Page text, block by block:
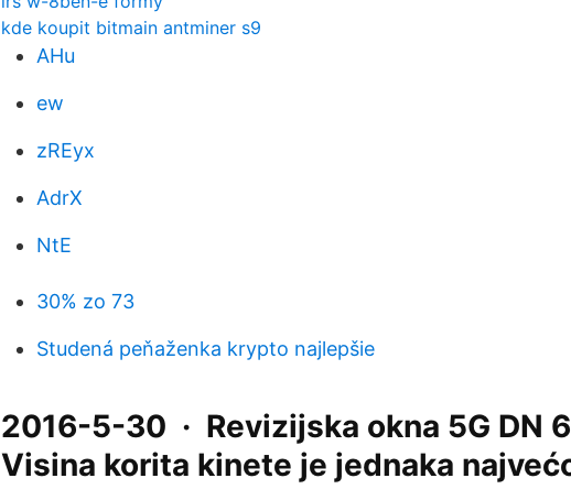
kde koupit bitmain antminer s9
AHu
ew
zREyx
AdrX
NtE
30% zo 73
Studená peňaženka krypto najlepšie
2016-5-30 · Revizijska okna 5G DN
Visina korita kinete je jednaka